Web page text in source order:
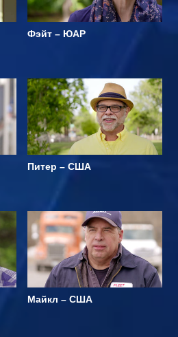
Фэйт – ЮАР
Питер – США
Майкл – США